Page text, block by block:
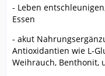
- Leben
Essen
- akut
Antioxidantien wie L-
Weihrauch, Benthonit,